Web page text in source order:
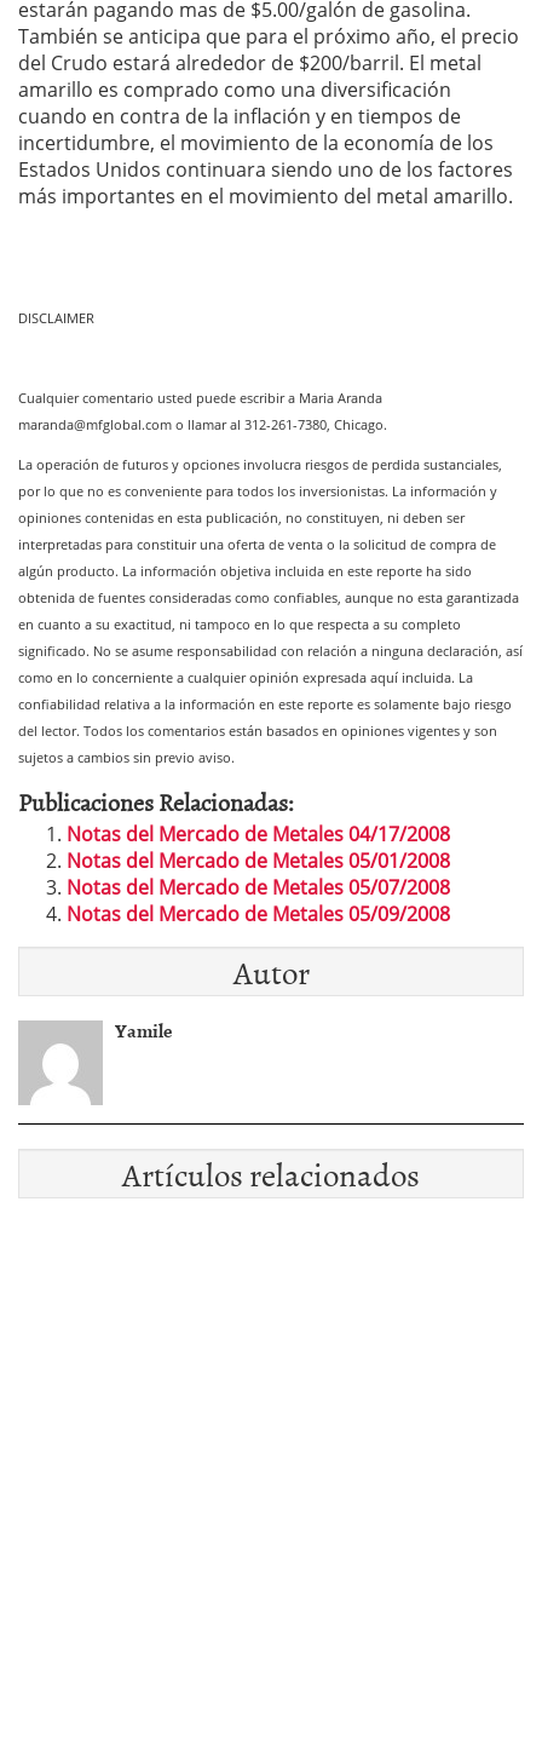
estarán pagando mas de $5.00/galón de gasolina.
También se anticipa que para el próximo año, el precio
del Crudo estará alrededor de $200/barril. El metal
amarillo es comprado como una diversificación
cuando en contra de la inflación y en tiempos de
incertidumbre, el movimiento de la economía de los
Estados Unidos continuara siendo uno de los factores
más importantes en el movimiento del metal amarillo.
DISCLAIMER
Cualquier comentario usted puede escribir a Maria Aranda
maranda@mfglobal.com o llamar al 312-261-7380, Chicago.
La operación de futuros y opciones involucra riesgos de perdida sustanciales,
por lo que no es conveniente para todos los inversionistas. La información y
opiniones contenidas en esta publicación, no constituyen, ni deben ser
interpretadas para constituir una oferta de venta o la solicitud de compra de
algún producto. La información objetiva incluida en este reporte ha sido
obtenida de fuentes consideradas como confiables, aunque no esta garantizada
en cuanto a su exactitud, ni tampoco en lo que respecta a su completo
significado. No se asume responsabilidad con relación a ninguna declaración, así
como en lo concerniente a cualquier opinión expresada aquí incluida. La
confiabilidad relativa a la información en este reporte es solamente bajo riesgo
del lector. Todos los comentarios están basados en opiniones vigentes y son
sujetos a cambios sin previo aviso.
Publicaciones Relacionadas:
Notas del Mercado de Metales 04/17/2008
Notas del Mercado de Metales 05/01/2008
Notas del Mercado de Metales 05/07/2008
Notas del Mercado de Metales 05/09/2008
Autor
Yamile
Artículos relacionados